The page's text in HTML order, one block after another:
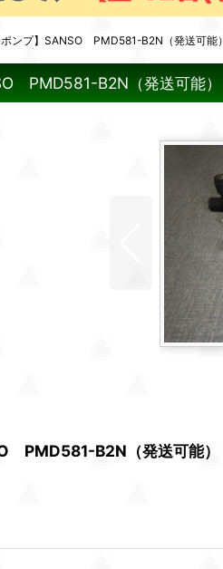
ポンプ】SANSO PMD581-B2N（発送可能）
PMD581-B2N（発送可能）
PMD581-B2N（発送可能）